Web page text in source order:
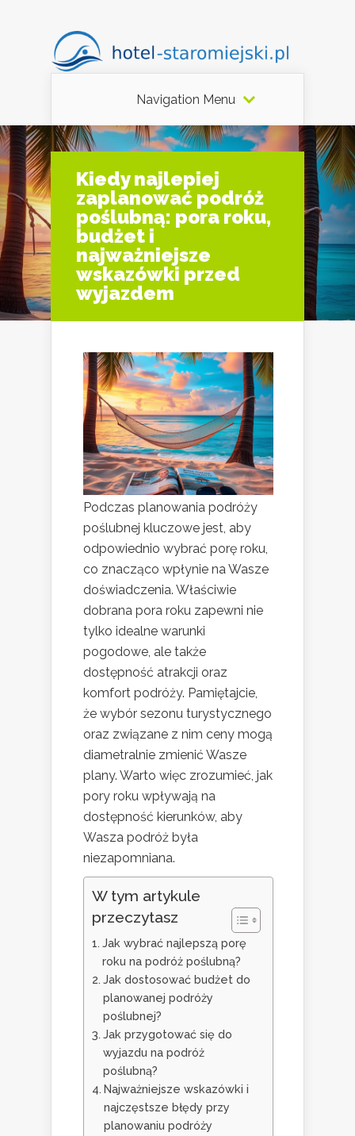
Navigation Menu
Kiedy najlepiej
zaplanować podróż
poślubną: pora roku,
budżet i
najważniejsze
wskazówki przed
wyjazdem
Podczas planowania podróży
poślubnej kluczowe jest, aby
odpowiednio wybrać porę roku,
co znacząco wpłynie na Wasze
doświadczenia. Właściwie
dobrana pora roku zapewni nie
tylko idealne warunki
pogodowe, ale także
dostępność atrakcji oraz
komfort podróży. Pamiętajcie,
że wybór sezonu turystycznego
oraz związane z nim ceny mogą
diametralnie zmienić Wasze
plany. Warto więc zrozumieć, jak
pory roku wpływają na
dostępność kierunków, aby
Wasza podróż była
niezapomniana.
W tym artykule
przeczytasz
Jak wybrać najlepszą porę
roku na podróż poślubną?
Jak dostosować budżet do
planowanej podróży
poślubnej?
Jak przygotować się do
wyjazdu na podróż
poślubną?
Najważniejsze wskazówki i
najczęstsze błędy przy
planowaniu podróży